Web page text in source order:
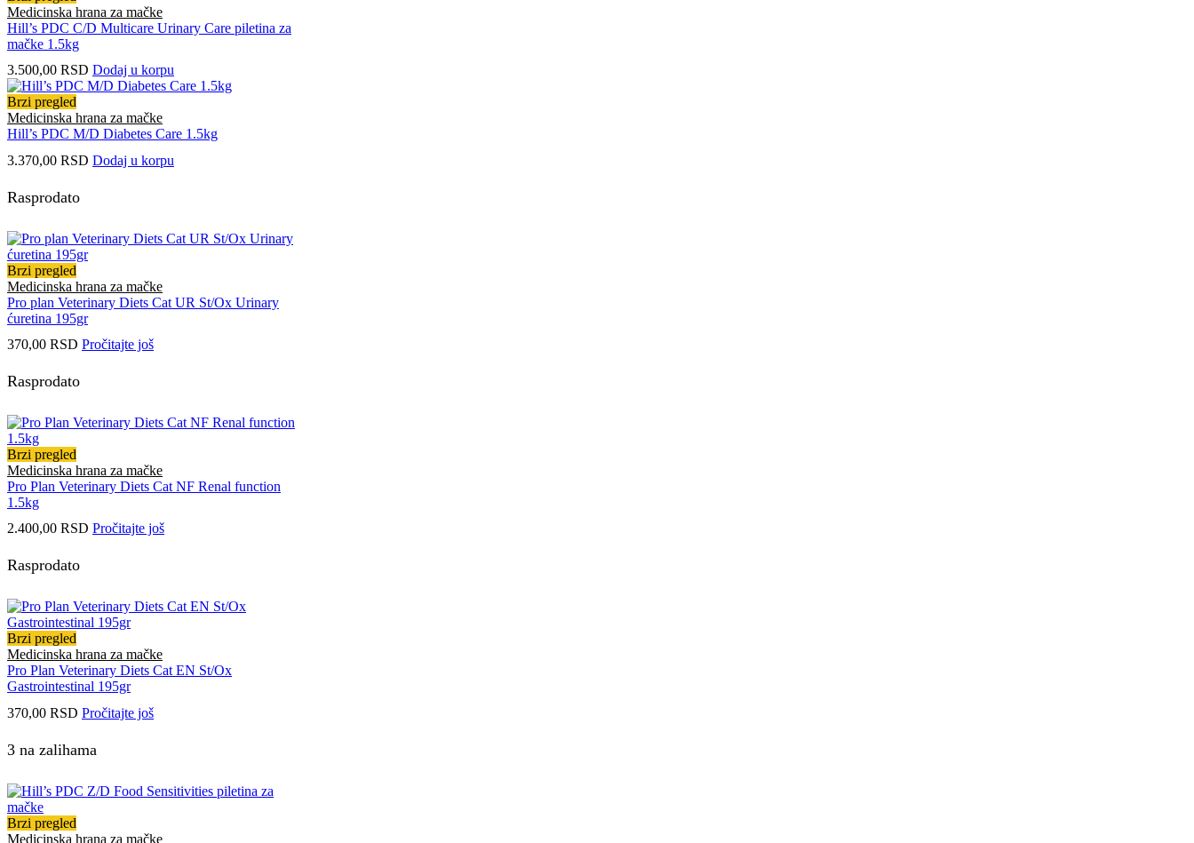
Medicinska hrana za mačke
Hill’s PDC C/D Multicare Urinary Care piletina za
mačke 1.5kg
3.500,00 RSD Dodaj u korpu
Brzi pregled
Medicinska hrana za mačke
Hill’s PDC M/D Diabetes Care 1.5kg
3.370,00 RSD Dodaj u korpu
Rasprodato
Brzi pregled
Medicinska hrana za mačke
Pro plan Veterinary Diets Cat UR St/Ox Urinary
ćuretina 195gr
370,00 RSD Pročitajte još
Rasprodato
Brzi pregled
Medicinska hrana za mačke
Pro Plan Veterinary Diets Cat NF Renal function
1.5kg
2.400,00 RSD Pročitajte još
Rasprodato
Brzi pregled
Medicinska hrana za mačke
Pro Plan Veterinary Diets Cat EN St/Ox
Gastrointestinal 195gr
370,00 RSD Pročitajte još
3 na zalihama
Brzi pregled
Medicinska hrana za mačke